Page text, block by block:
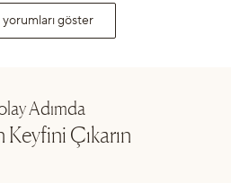
yorumları göster
Adımda
Keyfini Çıkarın